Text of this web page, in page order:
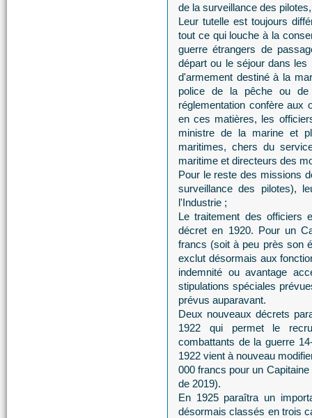
de la surveillance des pilotes,
Leur tutelle est toujours
tout ce qui louche à la
guerre étrangers de
départ ou le séjour dans
d'armement destiné à la
police de la pêche ou
réglementation confère aux
en ces matières, les
ministre de la marine et
maritimes, chers du
maritime et directeurs des
Pour le reste des missions
surveillance des pilotes),
l'Industrie ;
Le traitement des officiers
décret en 1920. Pour un
francs (soit à peu près son
exclut désormais aux
indemnité ou avantage
stipulations spéciales
prévus auparavant.
Deux nouveaux décrets
1922 qui permet le
combattants de la guerre
1922 vient à nouveau
000 francs pour un
de 2019).
En 1925 paraîtra un
désormais classés en trois